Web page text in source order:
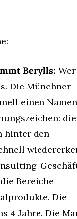
Berylls:
Die Münchner
einen
die
hinter den
Bereiche
Die
4 Jahre. Die